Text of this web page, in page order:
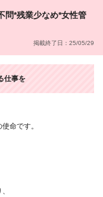
問*残業少なめ*女性管
掲載終了日：25/05/29
仕事を
命です。